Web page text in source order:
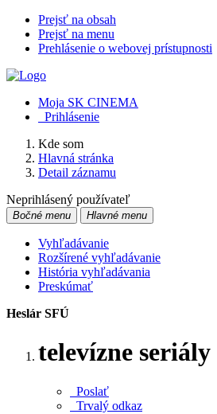
Prejsť na obsah
Prejsť na menu
Prehlásenie o webovej prístupnosti
Moja SK CINEMA
Prihlásenie
Kde som
Hlavná stránka
Detail záznamu
Neprihlásený používateľ
Bočné menu Hlavné menu
Vyhľadávanie
Rozšírené vyhľadávanie
História vyhľadávania
Preskúmať
Heslár SFÚ
televízne seriály
Poslať
Trvalý odkaz